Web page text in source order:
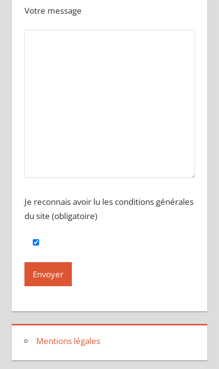
Votre message
Je reconnais avoir lu les conditions générales
du site (obligatoire)
Mentions légales